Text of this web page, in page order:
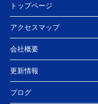
トップページ
アクセスマップ
会社概要
更新情報
ブログ